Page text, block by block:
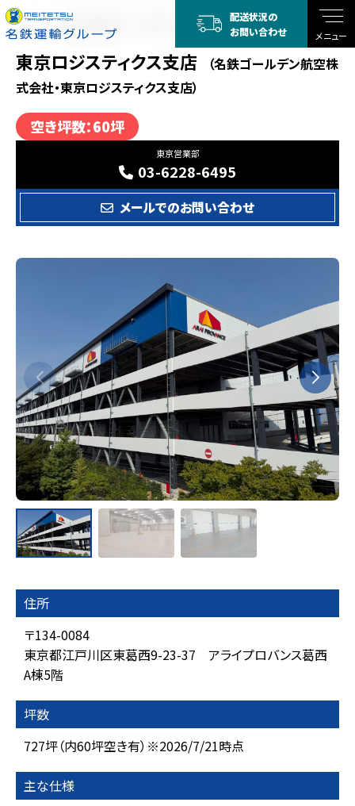
メニュー
配送状況の
お問い合わせ
TOP 空き倉庫情報 東京ロジスティクス支店
東京ロジスティクス支店
（名鉄ゴールデン航空株
式会社・東京ロジスティクス支店）
空き坪数：60坪
東京営業部
03-6228-6495
メールでのお問い合わせ
住所
〒134-0084
東京都江戸川区東葛西9-23-37 アライプロバンス葛西
A棟5階
坪数
727坪（内60坪空き有）※2026/7/21時点
主な仕様